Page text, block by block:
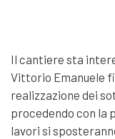
Il cantiere sta
Vittorio Emanuele
realizzazione dei
procedendo con la
lavori si